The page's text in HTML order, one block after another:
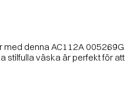
med denna AC112A 005269G
stilfulla väska är perfekt för att